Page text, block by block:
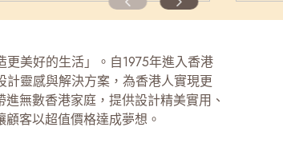
更美好的生活」。自1975年進入香港
計靈感與解決方案，為香港人實現更
無數香港家庭，提供設計精美實用、
客以超值價格達成夢想。